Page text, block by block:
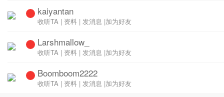
kaiyantan
收听TA | 资料 | 发消息 |加为好友
Larshmallow_
收听TA | 资料 | 发消息 |加为好友
Boomboom2222
收听TA | 资料 | 发消息 |加为好友